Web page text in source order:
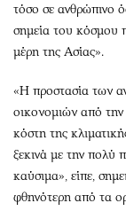
τόσο σε ανθρώπινο
σημεία του κόσμου
μέρη της Ασίας».
«Η προστασία των
οικονομιών από
κόστη της
ξεκινά με την πολύ
καύσιμα», είπε,
φθηνότερη από τα